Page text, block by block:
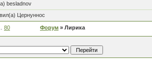
besladnov
Цернуннос
80 Форум » Лирика